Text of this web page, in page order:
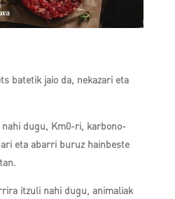
batetik jaio da, nekazari eta
dugu, Km0-ri, karbono-
eta abarri buruz hainbeste
itzuli nahi dugu, animaliak